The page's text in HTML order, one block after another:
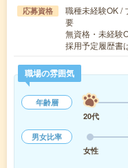
応募資格
職種未経験OK /
要
無資格・未経
採用予定履歴書
職場の雰囲気
年齢層
20代
男女比率
女性